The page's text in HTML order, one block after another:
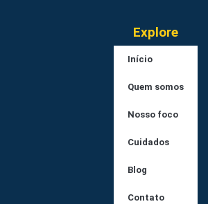
Explore
Início
Quem somos
Nosso foco
Cuidados
Blog
Contato